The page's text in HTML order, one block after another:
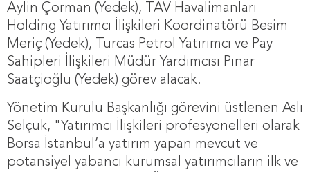
Aylin Çorman (Yedek), TAV Havalimanları
Holding Yatırımcı İlişkileri Koordinatörü Besim
Meriç (Yedek), Turcas Petrol Yatırımcı ve Pay
Sahipleri İlişkileri Müdür Yardımcısı Pınar
Saatçioğlu (Yedek) görev alacak.
Yönetim Kurulu Başkanlığı görevini üstlenen Aslı
Selçuk, "Yatırımcı İlişkileri profesyonelleri olarak
Borsa İstanbul’a yatırım yapan mevcut ve
potansiyel yabancı kurumsal yatırımcıların ilk ve